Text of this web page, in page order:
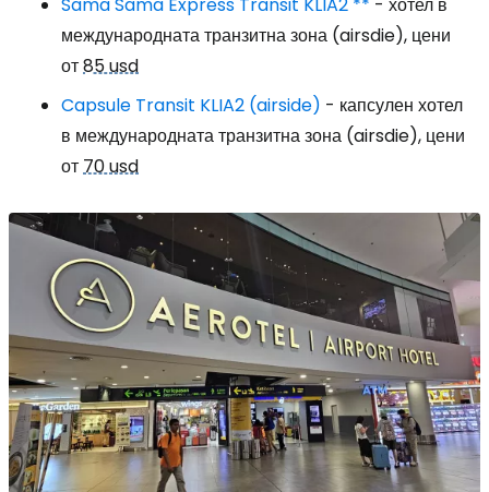
Sama Sama Express Transit KLIA2 ** - хотел в
международната транзитна зона (airsdie), цени
от85 usd
Capsule Transit KLIA2 (airside) - капсулен хотел
в международната транзитна зона (airsdie), цени
от70 usd